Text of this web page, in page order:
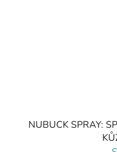
NUBUCK SPRAY: